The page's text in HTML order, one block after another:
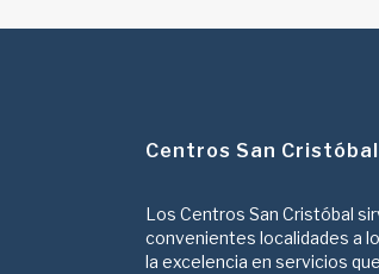
Centros San Cristóbal
Los Centros San Cristóbal
convenientes localidades a
la excelencia en servicios